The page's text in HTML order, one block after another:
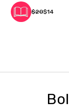
$20$14